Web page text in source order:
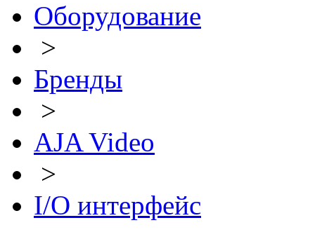
Оборудование
>
Бренды
>
AJA Video
>
I/O интерфейс